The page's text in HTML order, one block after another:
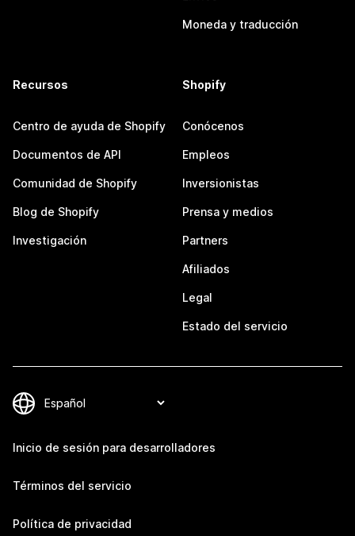
Moneda y traducción
Recursos
Centro de ayuda de Shopify
Documentos de API
Comunidad de Shopify
Blog de Shopify
Investigación
Shopify
Conócenos
Empleos
Inversionistas
Prensa y medios
Partners
Afiliados
Legal
Estado del servicio
Inicio de sesión para desarrolladores
Términos del servicio
Política de privacidad